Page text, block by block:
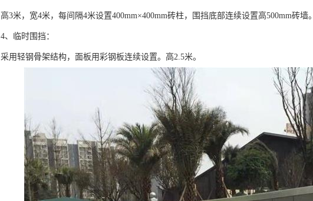
高3米，宽4米，每间隔4米设置400mm×400mm砖柱，围挡底部连续设置高500mm砖墙。
4、临时围挡：
采用轻钢骨架结构，面板用彩钢板连续设置。高2.5米。